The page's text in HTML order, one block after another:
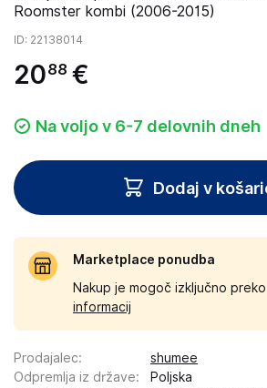
Roomster kombi (2006-2015)
ID: 22138014
2088 €
Na voljo v 6-7 delovnih dneh
Dodaj v
Marketplace ponudba
Nakup je mogoč izključno
informacij
Prodajalec:
shumee
Odpremlja iz države:
Poljska